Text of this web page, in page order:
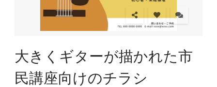
大きくギターが描かれた市
民講座向けのチラシ